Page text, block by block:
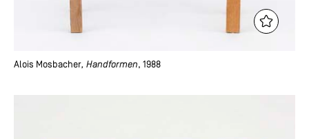
Alois Mosbacher, Handformen, 1988